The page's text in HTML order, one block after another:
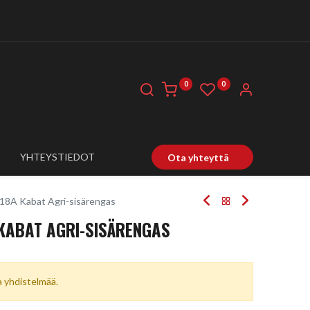
0 0
YHTEYSTIEDOT Ota yhteyttä
Kabat Agri-sisärengas
AGRI-SISÄRENGAS
yhdistelmää.